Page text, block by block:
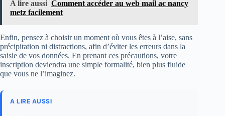
A lire aussi Comment accéder au web mail ac nancy
metz facilement
Enfin, pensez à choisir un moment où vous êtes à l’aise, sans
précipitation ni distractions, afin d’éviter les erreurs dans la
saisie de vos données. En prenant ces précautions, votre
inscription deviendra une simple formalité, bien plus fluide
que vous ne l’imaginez.
A LIRE AUSSI